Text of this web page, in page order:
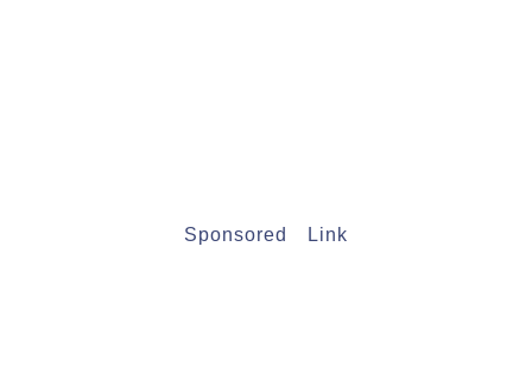
Sponsored Link